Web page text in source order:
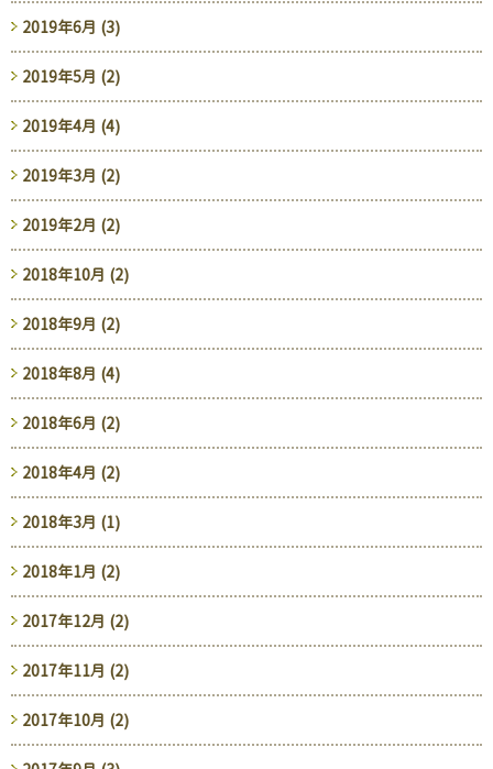
2019年6月 (3)
2019年5月 (2)
2019年4月 (4)
2019年3月 (2)
2019年2月 (2)
2018年10月 (2)
2018年9月 (2)
2018年8月 (4)
2018年6月 (2)
2018年4月 (2)
2018年3月 (1)
2018年1月 (2)
2017年12月 (2)
2017年11月 (2)
2017年10月 (2)